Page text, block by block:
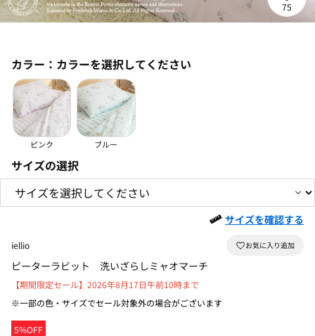
75
カラー： カラーを選択してください
ピンク ブルー
サイズの選択
サイズを確認する
iellio
ピーターラビット 洗いざらしミャオマーチ
5%OFF
【期間限定セール】2026年8月17日午前10時まで
※一部の色・サイズでセール対象外の場合がございます